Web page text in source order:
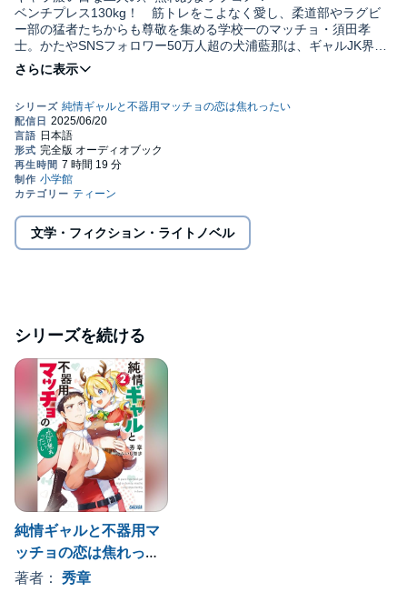
ベンチプレス130kg！ 筋トレをこよなく愛し、柔道部やラグビ
ー部の猛者たちからも尊敬を集める学校一のマッチョ・須田孝
士。かたやSNSフォロワー50万人超の犬浦藍那は、ギャルJK界で
は目下人気急上昇中のインフルエンサーで、モデルデビューも決
まっている。そんな超高校級な二人は、お互いに片想い中。けれ
う、須田を意識しすぎて話しかけられない！」 どちらもびっく
りするほど奥手だっ！？ キャラが濃いめで初心な二人の、焦れ
ったい青春ラブコメ！©2024 Hideaki (P)2025 小学館
文学・フィクション・ライトノベル
シリーズを続ける
純情ギャルと不器用マ
ッチョの恋は焦れった
い ２ ガガガ文庫
著者： 秀章